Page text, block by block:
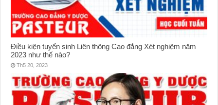
Điều kiện tuyển sinh Liên thông Cao đẳng Xét nghiệm năm
2023 như thế nào?
Th5 20, 2023